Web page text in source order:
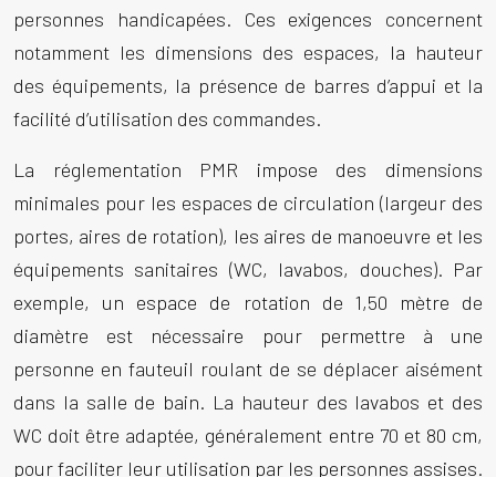
personnes handicapées. Ces exigences concernent
notamment les dimensions des espaces, la hauteur
des équipements, la présence de barres d’appui et la
facilité d’utilisation des commandes.
La réglementation PMR impose des dimensions
minimales pour les espaces de circulation (largeur des
portes, aires de rotation), les aires de manoeuvre et les
équipements sanitaires (WC, lavabos, douches). Par
exemple, un espace de rotation de 1,50 mètre de
diamètre est nécessaire pour permettre à une
personne en fauteuil roulant de se déplacer aisément
dans la salle de bain. La hauteur des lavabos et des
WC doit être adaptée, généralement entre 70 et 80 cm,
pour faciliter leur utilisation par les personnes assises.